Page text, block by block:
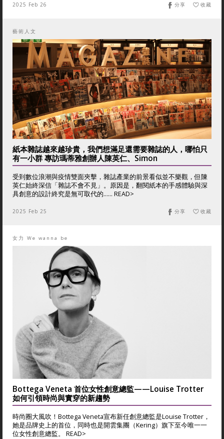
2025 Feb 26 收藏
分享
藝術人文
紙本雜誌越來越珍貴，我們想滿足還需要雜誌的人，哪怕只
有一小群 專訪瑪蒂雅創辦人陳英仁、Simon
受到數位浪潮與疫情雙面夾擊，雜誌產業的前景看似並不樂觀，但陳
英仁始終深信「雜誌不會不見」。原因是，翻閱紙本的手感體驗與深
具創意的設計終究是無可取代的…… READ>
2025 Feb 25 收藏
分享
女力 We wanna be
Bottega Veneta 首位女性創意總監——Louise Trotter
如何引領時尚與實穿的新趨勢
時尚圈大風吹！Bottega Veneta宣布新任創意總監是Louise Trotter，
她是品牌史上的首位，同時也是開雲集團（Kering）旗下至今唯一一
位女性創意總監。 READ>